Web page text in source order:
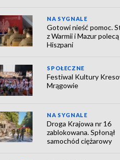
NA SYGNALE
Gotowi nieść pomoc.
z Warmii i Mazur
Hiszpani
SPOŁECZNE
Festiwal Kultury
Mrągowie
NA SYGNALE
Droga Krajowa nr 16
zablokowana. Spłonął
samochód ciężarowy